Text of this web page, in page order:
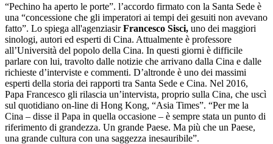
“Pechino ha aperto le porte”. l’accordo firmato con la Santa Sede è
una “concessione che gli imperatori ai tempi dei gesuiti non avevano
fatto”. Lo spiega all'agenziasirFrancesco Sisci, uno dei maggiori
sinologi, autori ed esperti di Cina. Attualmente è professore
all’Università del popolo della Cina. In questi giorni è difficile
parlare con lui, travolto dalle notizie che arrivano dalla Cina e dalle
richieste d’interviste e commenti. D’altronde è uno dei massimi
esperti della storia dei rapporti tra Santa Sede e Cina. Nel 2016,
Papa Francesco gli rilascia un’intervista, proprio sulla Cina, che uscì
sul quotidiano on-line di Hong Kong, “Asia Times”. “Per me la
Cina – disse il Papa in quella occasione – è sempre stata un punto di
riferimento di grandezza. Un grande Paese. Ma più che un Paese,
una grande cultura con una saggezza inesauribile”.